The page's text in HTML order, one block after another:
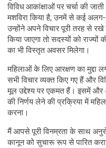
विविध आकांक्षाओं पर चर्चा की
मशविरा किया है, उनमें से कई
उन्होंने अपने विचार पूरी तरह से
किया जाएगा तो सदस्यों को
का भी विस्तृत अवसर मिलेगा।
महिलाओं के लिए आरक्षण का मुद्दा
सभी विचार व्यक्त किए गए हैं और
मूल उद्देश्य पर एकमत हैं। इसमें और
की निर्णय लेने की प्रक्रिया में
करना।
मैं आपसे पूरी विनम्रता के साथ
कानून को सुचारू रूप से पारित